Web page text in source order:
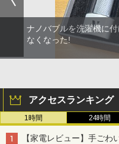
ナノバブルを洗濯機に
なくなった!
アクセスランキング
1時間 24時間
【家電レビュー】手ご